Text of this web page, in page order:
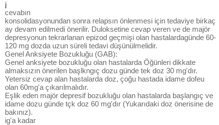
j
cevabın
konsolidasyonundan sonra relapsın önlenmesi için tedaviye birkaç
ay devam edilmedi önerilir. Duloksetine cevap veren ve de majör
depresyonun tekrarlanan epizod geçmişi olan hastalardagünde 60-
120 mg dozda uzun süreli tedavi düşünülmelidir.
Genel Anksiyete Bozukluğu (GAB):
Genel anksiyete bozukluğu olan hastalarda Öğünleri dikkate
almaksızın önerilen başlkngıç dozu günde tek doz 30 mg'dır.
Yetersiz cevap alan hastalarda doz, çoğu hastada idame dofeu
olan 60mg'a çıkarılmalıdır.
Eşlik eden majör depresif bozukluğu olan hastalarda başlangıç ve
idame dozu günde tçk doz 60 mg'dır (Yukarıdaki doz önerisine de
bakınız).
ig'a kadar